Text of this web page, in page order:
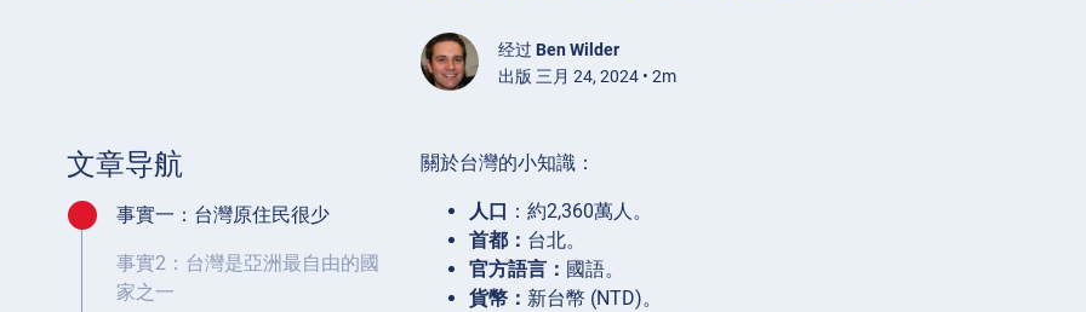
经过 Ben Wilder
出版 三月 24, 2024 • 2m
文章导航
事實一：台灣原住民很少
事實2：台灣是亞洲最自由的國
家之一
關於台灣的小知識：
人口 ：約2,360萬人。
首都： 台北。
官方語言： 國語。
貨幣： 新台幣 (NTD)。